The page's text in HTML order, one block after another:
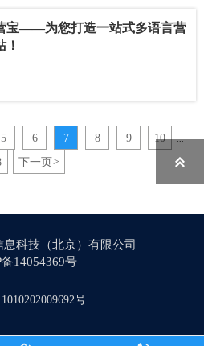
宝——为您打造一站式多语言营
！
5 6 7 8 9 10 ...
下一页 >
科技（北京）有限公司
14054369号
号
